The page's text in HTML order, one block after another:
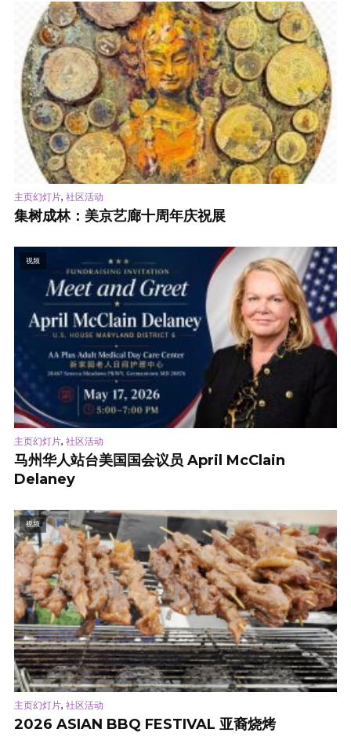
主页幻灯片, 社区活动
集树成林：美京艺廊十周年庆祝展
视频
主页幻灯片, 社区活动
马州华人站台美国国会议员 April McClain
Delaney
视频
主页幻灯片, 社区活动
2026 ASIAN BBQ FESTIVAL 亚裔烧烤